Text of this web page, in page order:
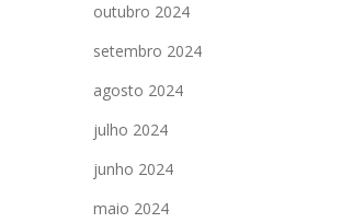
outubro 2024
setembro 2024
agosto 2024
julho 2024
junho 2024
maio 2024